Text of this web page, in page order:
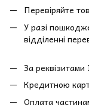
Перевіряйте
У разі
відділенні
За реквізитами
Кредитною
Оплата